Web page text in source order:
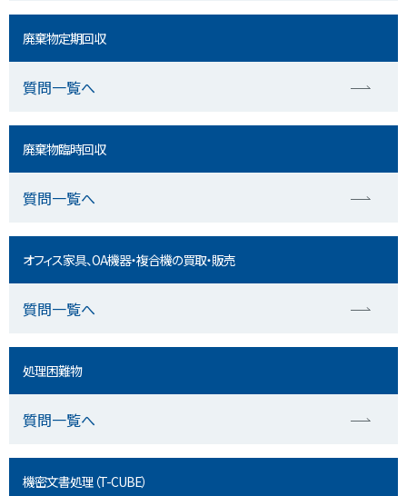
廃棄物定期回収
質問一覧へ
廃棄物臨時回収
質問一覧へ
オフィス家具、OA機器・複合機の買取・販売
質問一覧へ
処理困難物
質問一覧へ
機密文書処理（T-CUBE）